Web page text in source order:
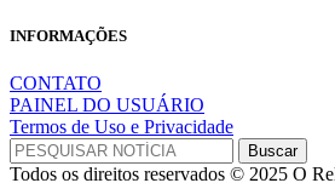
INFORMAÇÕES
CONTATO
PAINEL DO USUÁRIO
Termos de Uso e Privacidade
Todos os direitos reservados © 2025 O